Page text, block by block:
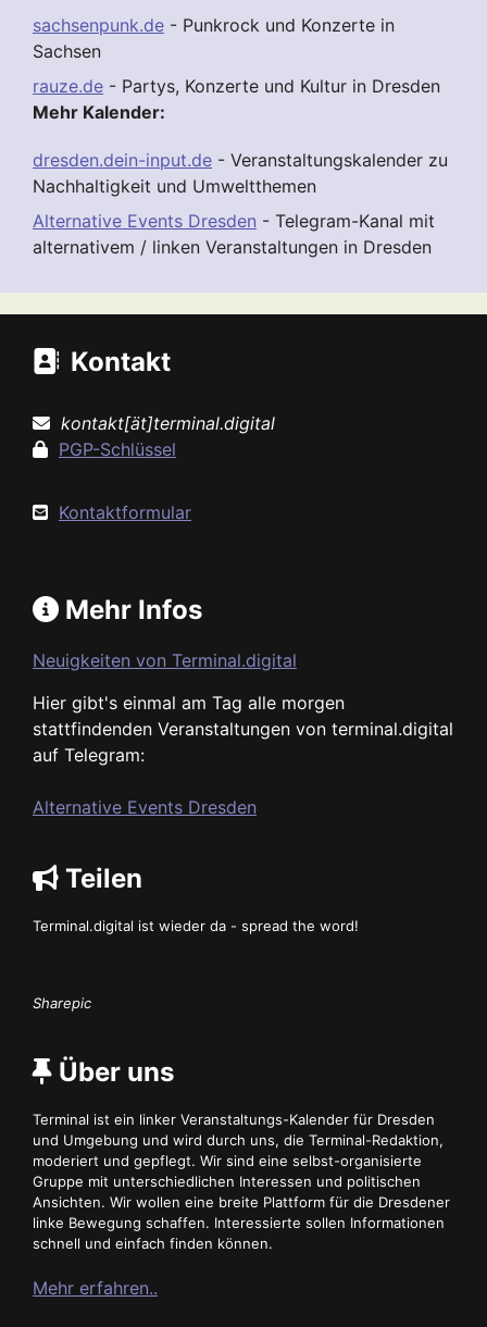
sachsenpunk.de - Punkrock und Konzerte in
Sachsen
rauze.de - Partys, Konzerte und Kultur in Dresden
Mehr Kalender:
dresden.dein-input.de - Veranstaltungskalender zu
Nachhaltigkeit und Umweltthemen
Alternative Events Dresden - Telegram-Kanal mit
alternativem / linken Veranstaltungen in Dresden
Kontakt
kontakt[ät]terminal.digital
PGP-Schlüssel
Kontaktformular
Mehr Infos
Neuigkeiten von Terminal.digital
Hier gibt's einmal am Tag alle morgen
stattfindenden Veranstaltungen von terminal.digital
auf Telegram:
Alternative Events Dresden
Teilen
Terminal.digital ist wieder da - spread the word!
Sharepic
Über uns
Terminal ist ein linker Veranstaltungs-Kalender für Dresden
und Umgebung und wird durch uns, die Terminal-Redaktion,
moderiert und gepflegt. Wir sind eine selbst-organisierte
Gruppe mit unterschiedlichen Interessen und politischen
Ansichten. Wir wollen eine breite Plattform für die Dresdener
linke Bewegung schaffen. Interessierte sollen Informationen
schnell und einfach finden können.
Mehr erfahren..